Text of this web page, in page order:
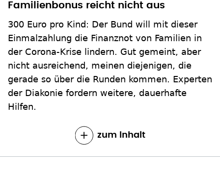
Familienbonus reicht nicht aus
300 Euro pro Kind: Der Bund will mit dieser
Einmalzahlung die Finanznot von Familien in
der Corona-Krise lindern. Gut gemeint, aber
nicht ausreichend, meinen diejenigen, die
gerade so über die Runden kommen. Experten
der Diakonie fordern weitere, dauerhafte
Hilfen.
zum Inhalt